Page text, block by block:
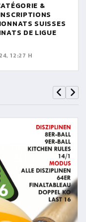
&
SUISSES
DE LIGUE
12:27 H